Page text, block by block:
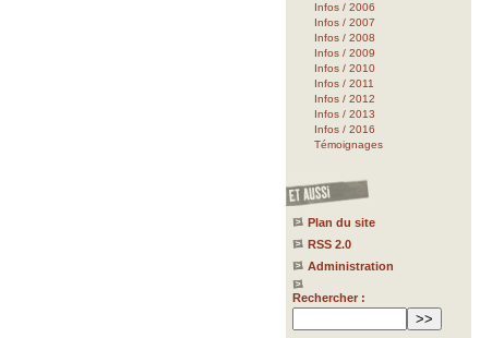
Infos / 2006
Infos / 2007
Infos / 2008
Infos / 2009
Infos / 2010
Infos / 2011
Infos / 2012
Infos / 2013
Infos / 2016
Témoignages
Plan du site
RSS 2.0
Administration
Rechercher :